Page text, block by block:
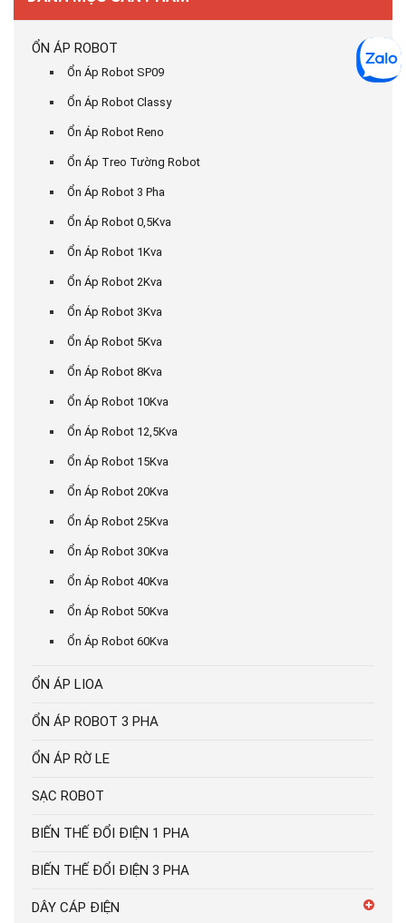
ỔN ÁP ROBOT
Ổn Áp Robot SP09
Ổn Áp Robot Classy
Ổn Áp Robot Reno
Ổn Áp Treo Tường Robot
Ổn Áp Robot 3 Pha
Ổn Áp Robot 0,5Kva
Ổn Áp Robot 1Kva
Ổn Áp Robot 2Kva
Ổn Áp Robot 3Kva
Ổn Áp Robot 5Kva
Ổn Áp Robot 8Kva
Ổn Áp Robot 10Kva
Ổn Áp Robot 12,5Kva
Ổn Áp Robot 15Kva
Ổn Áp Robot 20Kva
Ổn Áp Robot 25Kva
Ổn Áp Robot 30Kva
Ổn Áp Robot 40Kva
Ổn Áp Robot 50Kva
Ổn Áp Robot 60Kva
ỔN ÁP LIOA
ỔN ÁP ROBOT 3 PHA
ỔN ÁP RỜ LE
SẠC ROBOT
BIẾN THẾ ĐỔI ĐIỆN 1 PHA
BIẾN THẾ ĐỔI ĐIỆN 3 PHA
DÂY CÁP ĐIỆN